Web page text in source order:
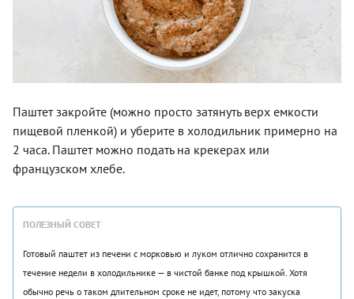
Паштет закройте (можно просто затянуть верх емкости
пищевой пленкой) и уберите в холодильник примерно на
2 часа. Паштет можно подать на крекерах или
французском хлебе.
ПОЛЕЗНЫЙ СОВЕТ
Готовый паштет из печени с морковью и луком отлично сохранится в
течение недели в холодильнике — в чистой банке под крышкой. Хотя
обычно речь о таком длительном сроке не идет, потому что закуска